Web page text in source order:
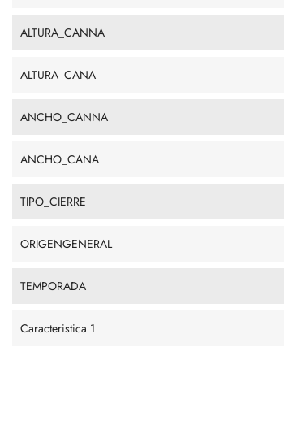
ALTURA_CANNA
ALTURA_CANA
ANCHO_CANNA
ANCHO_CANA
TIPO_CIERRE
ORIGENGENERAL
TEMPORADA
Caracteristica 1